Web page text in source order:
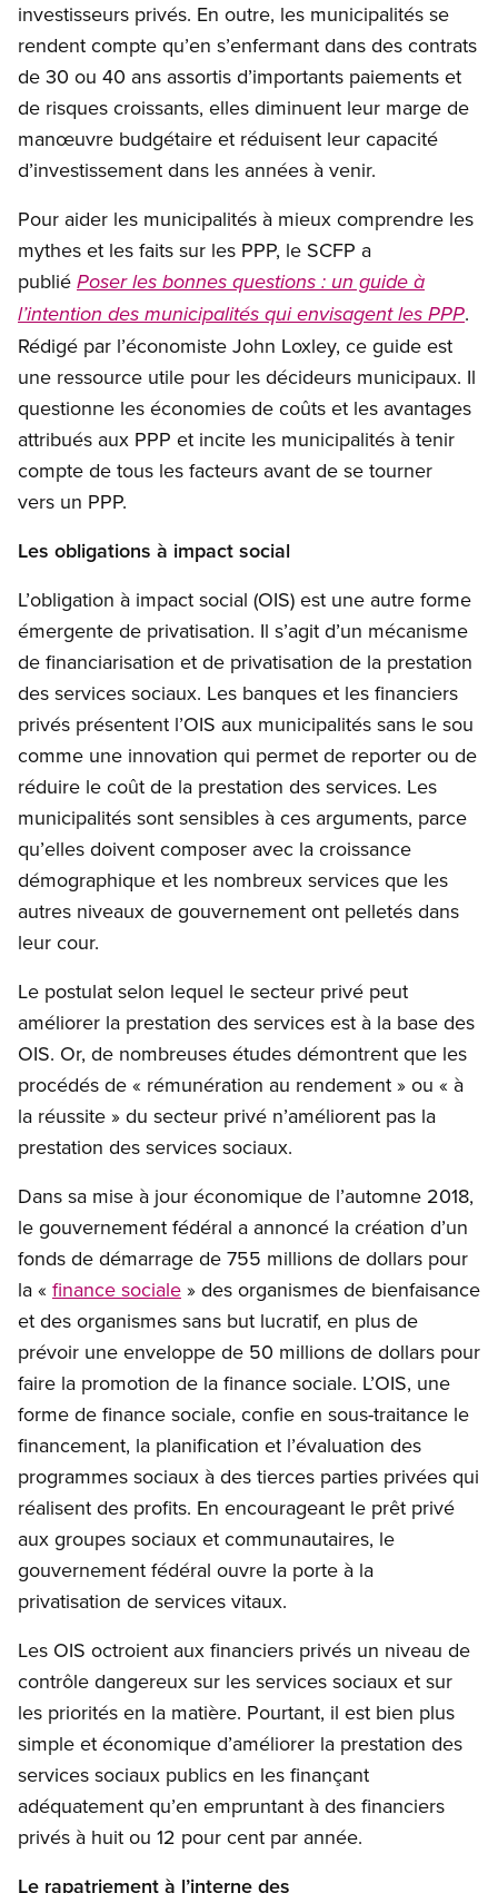
investisseurs privés. En outre, les municipalités se
rendent compte qu’en s’enfermant dans des contrats
de 30 ou 40 ans assortis d’importants paiements et
de risques croissants, elles diminuent leur marge de
manœuvre budgétaire et réduisent leur capacité
d’investissement dans les années à venir.
Pour aider les municipalités à mieux comprendre les
mythes et les faits sur les PPP, le SCFP a
publié Poser les bonnes questions : un guide à
l’intention des municipalités qui envisagent les PPP.
Rédigé par l’économiste John Loxley, ce guide est
une ressource utile pour les décideurs municipaux. Il
questionne les économies de coûts et les avantages
attribués aux PPP et incite les municipalités à tenir
compte de tous les facteurs avant de se tourner
vers un PPP.
Les obligations à impact social
L’obligation à impact social (OIS) est une autre forme
émergente de privatisation. Il s’agit d’un mécanisme
de financiarisation et de privatisation de la prestation
des services sociaux. Les banques et les financiers
privés présentent l’OIS aux municipalités sans le sou
comme une innovation qui permet de reporter ou de
réduire le coût de la prestation des services. Les
municipalités sont sensibles à ces arguments, parce
qu’elles doivent composer avec la croissance
démographique et les nombreux services que les
autres niveaux de gouvernement ont pelletés dans
leur cour.
Le postulat selon lequel le secteur privé peut
améliorer la prestation des services est à la base des
OIS. Or, de nombreuses études démontrent que les
procédés de « rémunération au rendement » ou « à
la réussite » du secteur privé n’améliorent pas la
prestation des services sociaux.
Dans sa mise à jour économique de l’automne 2018,
le gouvernement fédéral a annoncé la création d’un
fonds de démarrage de 755 millions de dollars pour
la « finance sociale » des organismes de bienfaisance
et des organismes sans but lucratif, en plus de
prévoir une enveloppe de 50 millions de dollars pour
faire la promotion de la finance sociale. L’OIS, une
forme de finance sociale, confie en sous-traitance le
financement, la planification et l’évaluation des
programmes sociaux à des tierces parties privées qui
réalisent des profits. En encourageant le prêt privé
aux groupes sociaux et communautaires, le
gouvernement fédéral ouvre la porte à la
privatisation de services vitaux.
Les OIS octroient aux financiers privés un niveau de
contrôle dangereux sur les services sociaux et sur
les priorités en la matière. Pourtant, il est bien plus
simple et économique d’améliorer la prestation des
services sociaux publics en les finançant
adéquatement qu’en empruntant à des financiers
privés à huit ou 12 pour cent par année.
Le rapatriement à l’interne des